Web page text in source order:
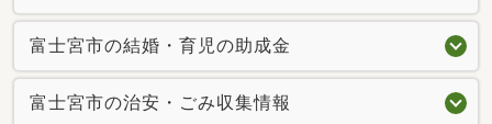
富士宮市の結婚・育児の助成金
富士宮市の治安・ごみ収集情報